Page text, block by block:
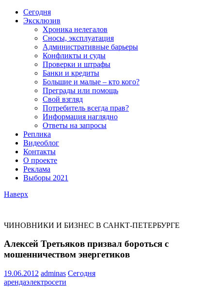
Сегодня
Эксклюзив
Хроника нелегалов
Сносы, эксплуатация
Административные барьеры
Конфликты и суды
Проверки и штрафы
Банки и кредиты
Большие и малые – кто кого?
Преграды или помощь
Свой взгляд
Потребитель всегда прав?
Информация наглядно
Ответы на запросы
Реплика
Видеоблог
Контакты
О проекте
Реклама
Выборы 2021
Наверх
ЧИНОВНИКИ И БИЗНЕС В САНКТ-ПЕТЕРБУРГЕ
Алексей Третьяков призвал бороться с
мошенничеством энергетиков
19.06.2012 adminas Сегодня
арендаэлектросети